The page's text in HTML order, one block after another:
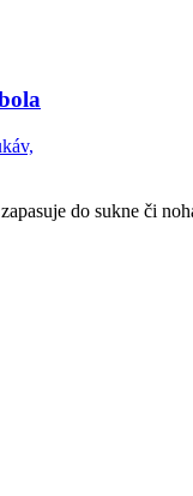
do sukne či